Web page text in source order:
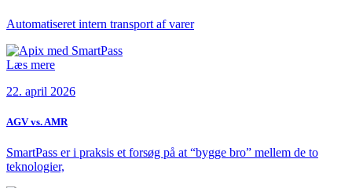
Automatiseret intern transport af varer
Læs mere
22. april 2026
AGV vs. AMR
SmartPass er i praksis et forsøg på at “bygge bro” mellem de to
teknologier,